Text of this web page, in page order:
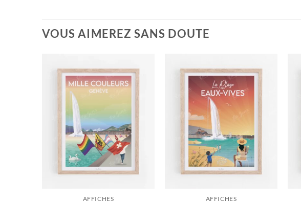
VOUS AIMEREZ SANS DOUTE
AFFICHES AFFICHES